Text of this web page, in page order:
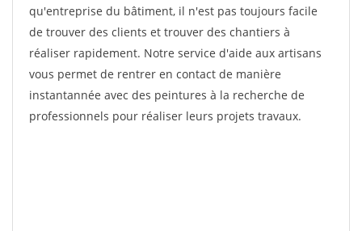
qu'entreprise du bâtiment, il n'est pas toujours facile
de trouver des clients et trouver des chantiers à
réaliser rapidement. Notre service d'aide aux artisans
vous permet de rentrer en contact de manière
instantannée avec des peintures à la recherche de
professionnels pour réaliser leurs projets travaux.